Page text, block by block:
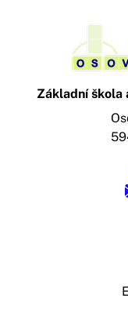
Základní škola